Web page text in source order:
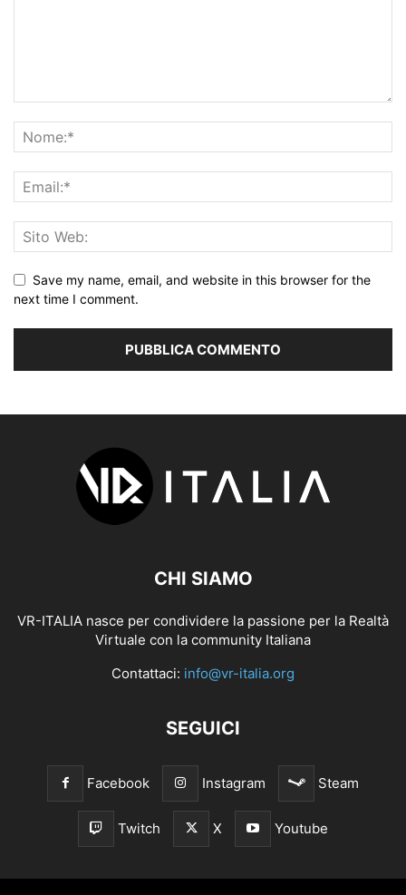
Save my name, email, and website in this browser for the
next time I comment.
CHI SIAMO
VR-ITALIA nasce per condividere la passione per la Realtà
Virtuale con la community Italiana
Contattaci: info@vr-italia.org
SEGUICI
Facebook Instagram Steam
Twitch X Youtube